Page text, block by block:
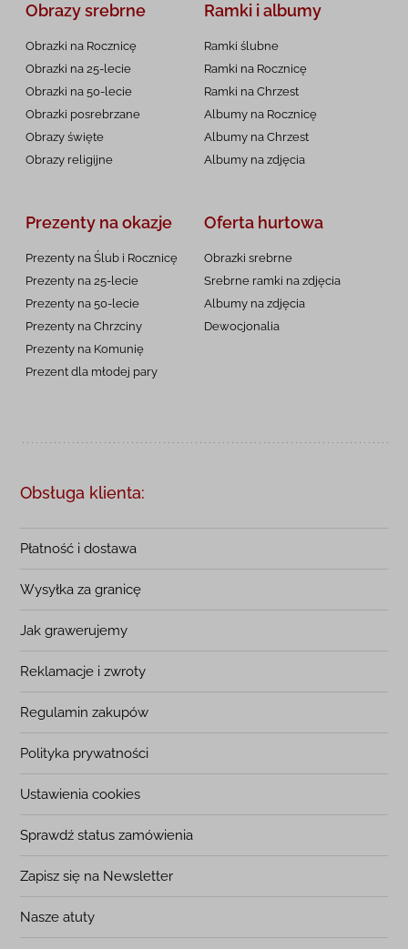
Obrazy srebrne
Obrazki na Rocznicę
Obrazki na 25-lecie
Obrazki na 50-lecie
Obrazki posrebrzane
Obrazy święte
Obrazy religijne
Ramki i albumy
Ramki ślubne
Ramki na Rocznicę
Ramki na Chrzest
Albumy na Rocznicę
Albumy na Chrzest
Albumy na zdjęcia
Prezenty na okazje
Prezenty na Ślub i Rocznicę
Prezenty na 25-lecie
Prezenty na 50-lecie
Prezenty na Chrzciny
Prezenty na Komunię
Prezent dla młodej pary
Oferta hurtowa
Obrazki srebrne
Srebrne ramki na zdjęcia
Albumy na zdjęcia
Dewocjonalia
Obsługa klienta:
Płatność i dostawa
Wysyłka za granicę
Jak grawerujemy
Reklamacje i zwroty
Regulamin zakupów
Polityka prywatności
Ustawienia cookies
Sprawdź status zamówienia
Zapisz się na Newsletter
Nasze atuty